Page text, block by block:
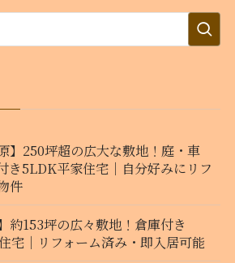
】250坪超の広大な敷地！庭・車
き5LDK平家住宅｜自分好みにリフ
件
約153坪の広々敷地！倉庫付き
宅｜リフォーム済み・即入居可能